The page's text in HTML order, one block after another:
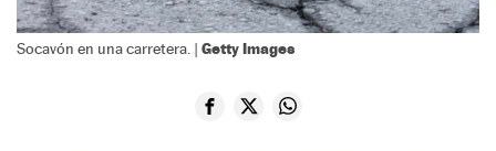
Socavón en una carretera. | Getty Images